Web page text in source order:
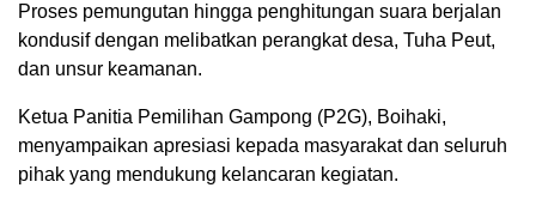
Proses pemungutan hingga penghitungan suara berjalan
kondusif dengan melibatkan perangkat desa, Tuha Peut,
dan unsur keamanan.
Ketua Panitia Pemilihan Gampong (P2G), Boihaki,
menyampaikan apresiasi kepada masyarakat dan seluruh
pihak yang mendukung kelancaran kegiatan.